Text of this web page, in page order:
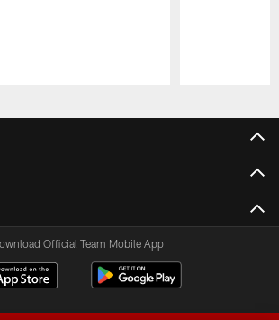
Official Team Mobile App